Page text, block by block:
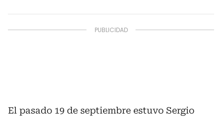
El pasado 19 de septiembre estuvo Sergio